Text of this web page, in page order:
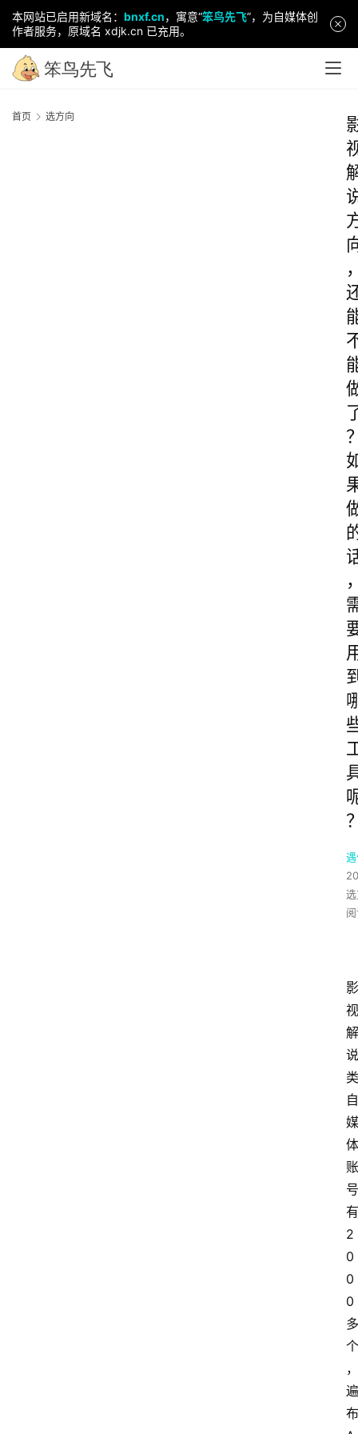
本网站已启用新域名： bnxf.cn，寓意“笨鸟先飞”，为自媒体创
作者服务，原域名 xdjk.cn 已充用。
首页 选方向
影
视
解
说
类
自
媒
体
账
号
有
2
0
0
0
多
个
，
遍
布